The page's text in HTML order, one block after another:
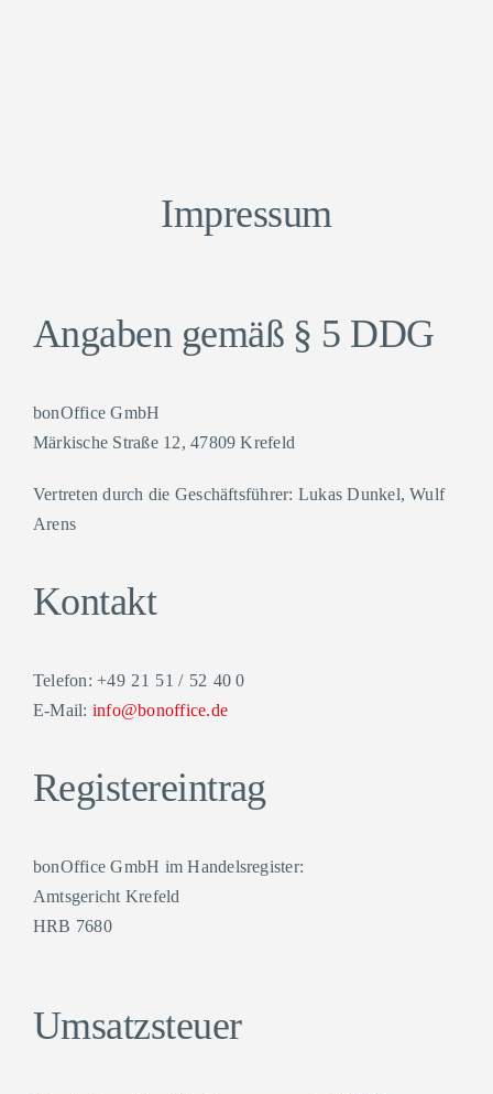
Impressum
Angaben gemäß § 5 DDG
bonOffice GmbH
Märkische Straße 12, 47809 Krefeld
Vertreten durch die Geschäftsführer: Lukas Dunkel, Wulf
Arens
Kontakt
Telefon: +49 21 51 / 52 40 0
E-Mail: info@bonoffice.de
Registereintrag
bonOffice GmbH im Handelsregister:
Amtsgericht Krefeld
HRB 7680
Umsatzsteuer